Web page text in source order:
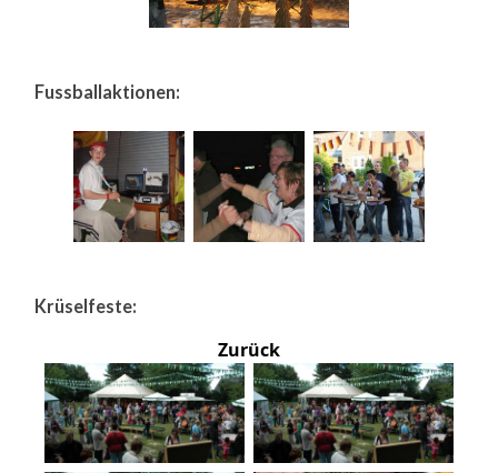
Fussballaktionen:
Krüselfeste:
Zurück